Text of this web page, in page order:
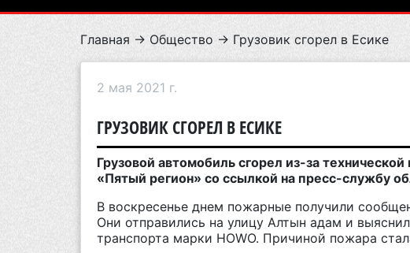
Главная → Общество → Грузовик сгорел в Есике
2 мая 2021 г.
ГРУЗОВИК СГОРЕЛ В ЕСИКЕ
Грузовой автомобиль сгорел из-за
«Пятый регион» со ссылкой на пресс-службу
В воскресенье днем пожарные получили
Они отправились на улицу Алтын адам и
транспорта марки HOWО. Причиной пожара